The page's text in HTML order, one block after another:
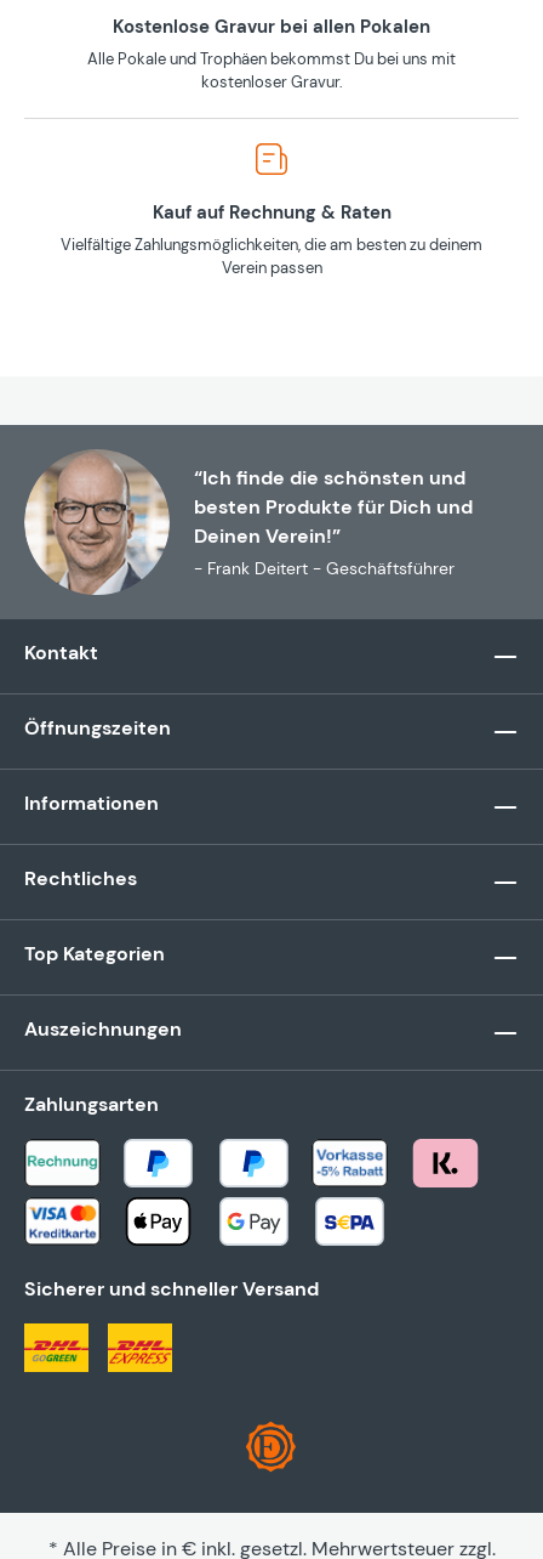
Kostenlose Gravur bei allen Pokalen
Alle Pokale und Trophäen bekommst Du bei uns mit
kostenloser Gravur.
Kauf auf Rechnung & Raten
Vielfältige Zahlungsmöglichkeiten, die am besten zu deinem
Verein passen
“Ich finde die schönsten und
besten Produkte für Dich und
Deinen Verein!”
- Frank Deitert - Geschäftsführer
Kontakt
Öffnungszeiten
Informationen
Rechtliches
Top Kategorien
Auszeichnungen
Zahlungsarten
Sicherer und schneller Versand
* Alle Preise in € inkl. gesetzl. Mehrwertsteuer zzgl.